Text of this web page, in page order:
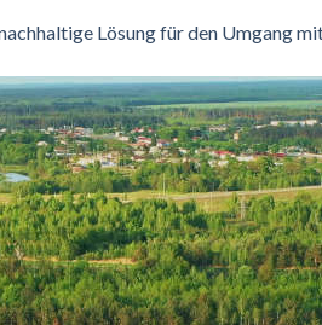
Lösung für den Umgang